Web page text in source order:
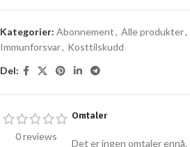
Kategorier: Abonnement, Alle produkter,
Immunforsvar, Kosttilskudd
Del:
0 reviews
Omtaler
Det er ingen omtaler ennå.